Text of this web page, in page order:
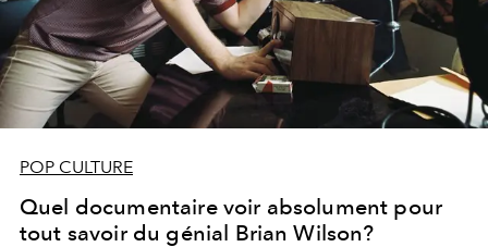
POP CULTURE
Quel documentaire voir absolument pour
tout savoir du génial Brian Wilson?